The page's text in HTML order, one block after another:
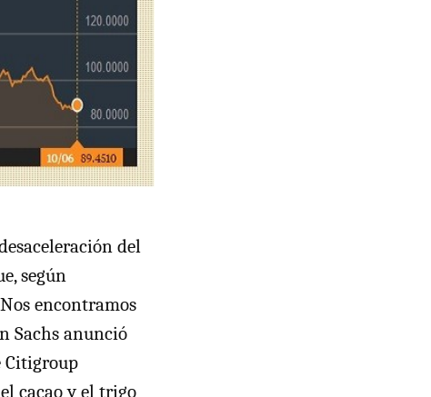
del
según
encontramos
Sachs anunció
Citigroup
cacao y el trigo